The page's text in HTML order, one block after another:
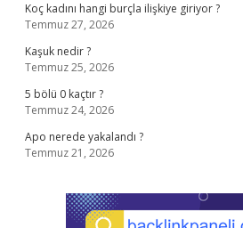
Koç kadını hangi burçla ilişkiye giriyor ?
Temmuz 27, 2026
Kaşuk nedir ?
Temmuz 25, 2026
5 bölü 0 kaçtır ?
Temmuz 24, 2026
Apo nerede yakalandı ?
Temmuz 21, 2026